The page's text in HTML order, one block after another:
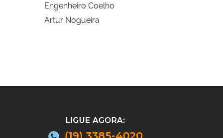
Engenheiro Coelho
Artur Nogueira